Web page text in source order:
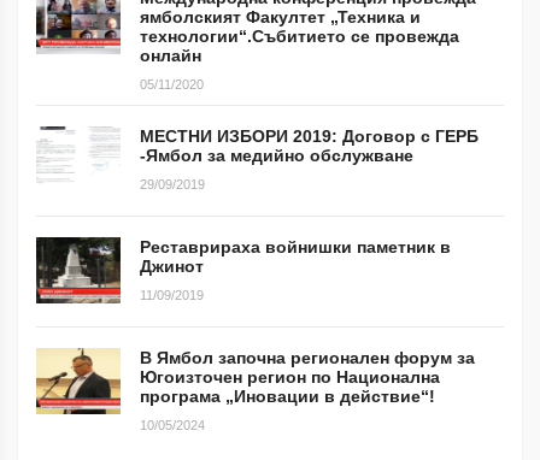
ямболският Факултет „Техника и
технологии“.Събитието се провежда
онлайн
05/11/2020
МЕСТНИ ИЗБОРИ 2019: Договор с ГЕРБ
-Ямбол за медийно обслужване
29/09/2019
Реставрираха войнишки паметник в
Джинот
11/09/2019
В Ямбол започна регионален форум за
Югоизточен регион по Национална
програма „Иновации в действие“!
10/05/2024